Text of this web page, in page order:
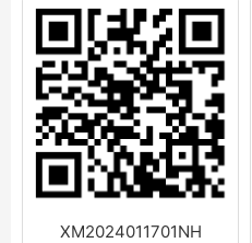
XM2024011701NH